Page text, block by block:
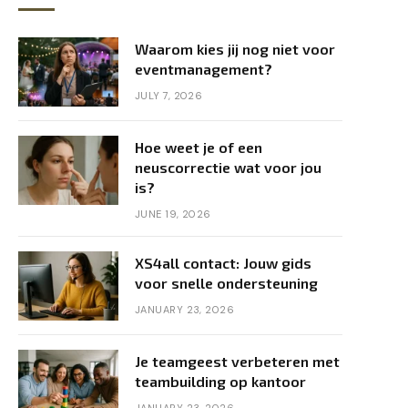
Waarom kies jij nog niet voor
eventmanagement?
JULY 7, 2026
Hoe weet je of een
neuscorrectie wat voor jou
is?
JUNE 19, 2026
XS4all contact: Jouw gids
voor snelle ondersteuning
JANUARY 23, 2026
Je teamgeest verbeteren met
teambuilding op kantoor